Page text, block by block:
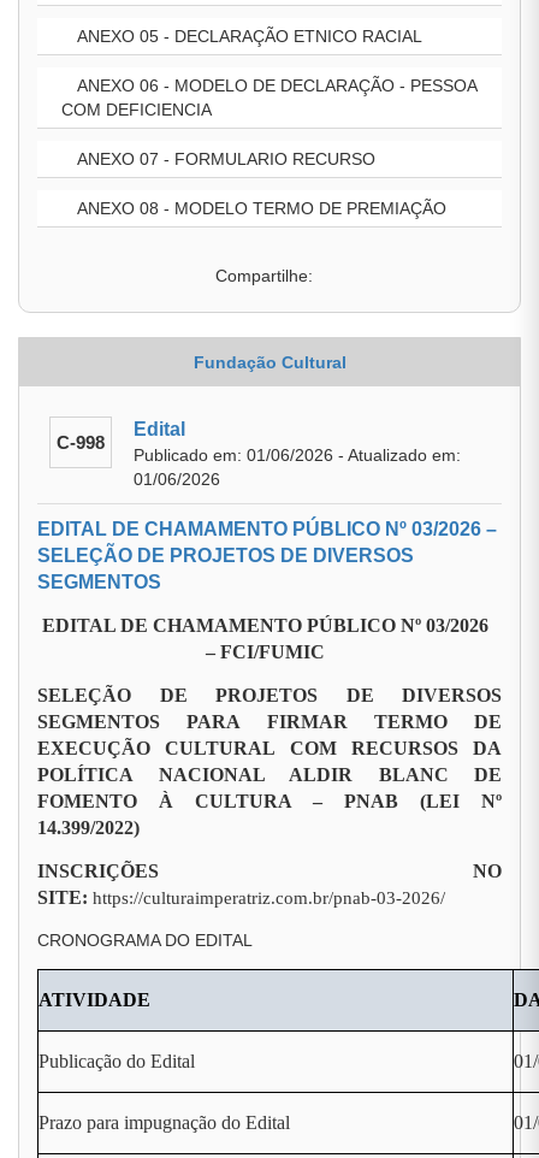
ANEXO 05 - DECLARAÇÃO ETNICO RACIAL
ANEXO 06 - MODELO DE DECLARAÇÃO - PESSOA
COM DEFICIENCIA
ANEXO 07 - FORMULARIO RECURSO
ANEXO 08 - MODELO TERMO DE PREMIAÇÃO
Compartilhe:
Fundação Cultural
C-998
Edital
Publicado em: 01/06/2026 - Atualizado em:
01/06/2026
EDITAL DE CHAMAMENTO PÚBLICO Nº 03/2026 –
SELEÇÃO DE PROJETOS DE DIVERSOS
SEGMENTOS
EDITAL DE CHAMAMENTO PÚBLICO Nº 03/2026
– FCI/FUMIC
SELEÇÃO DE PROJETOS DE DIVERSOS
SEGMENTOS PARA FIRMAR TERMO DE
EXECUÇÃO CULTURAL COM RECURSOS DA
POLÍTICA NACIONAL ALDIR BLANC DE
FOMENTO À CULTURA – PNAB (LEI Nº
14.399/2022)
INSCRIÇÕES NO
SITE: https://culturaimperatriz.com.br/pnab-03-2026/
CRONOGRAMA DO EDITAL
ATIVIDADE
Publicação do Edital
Prazo para impugnação do Edital